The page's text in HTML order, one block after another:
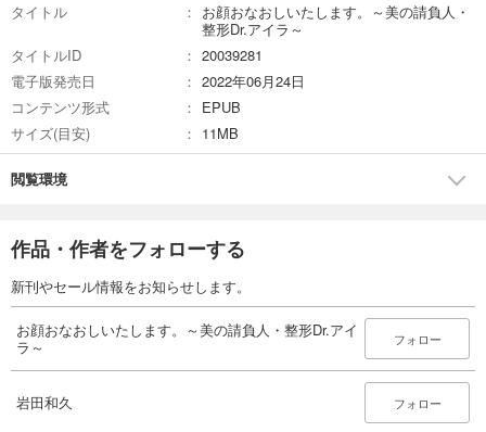
タイトル
お顔おなおしいたします。～美の請負人・
整形Dr.アイラ～
タイトルID
20039281
電子版発売日
2022年06月24日
コンテンツ形式
EPUB
サイズ(目安)
11MB
閲覧環境
作品・作者をフォローする
新刊やセール情報をお知らせします。
お顔おなおしいたします。～美の請負人・整形Dr.アイ
ラ～
フォロー
岩田和久 フォロー